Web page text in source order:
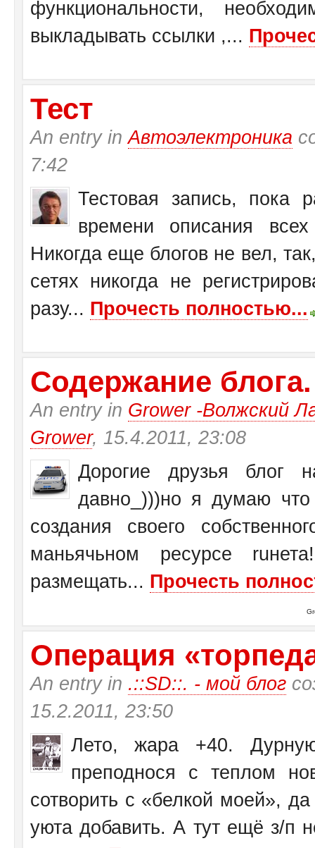
функциональности,
выкладывать ссылки ,...
Тест
An entry inАвтоэлектроника
7:42
Тестовая запись, пока
времени описания
Никогда еще блогов не вел,
сетях никогда не
разу... Прочесть полностью...
Содержание блога.
An entry in Grower -Волжский
Grower, 15.4.2011, 23:08
Дорогие друзья блог
давно_)))но я думаю
создания своего
маньячьном ресурсе
размещать... Прочесть
Операция
An entry in .::SD::. - мой блог
15.2.2011, 23:50
Лето, жара +40.
преподнося с теплом
сотворить с «белкой моей»,
уюта добавить. А тут ещё з/п